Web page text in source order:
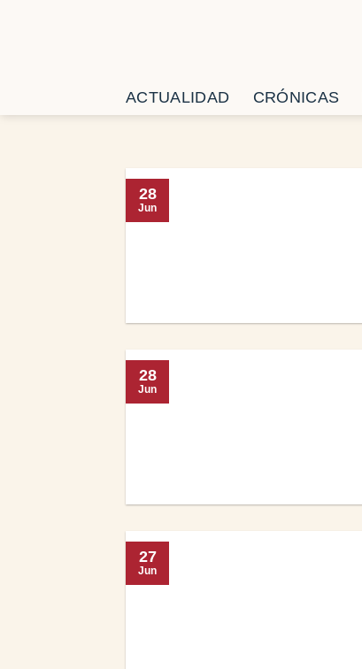
ACTUALIDAD
CRÓNICAS
28
Jun
28
Jun
27
Jun